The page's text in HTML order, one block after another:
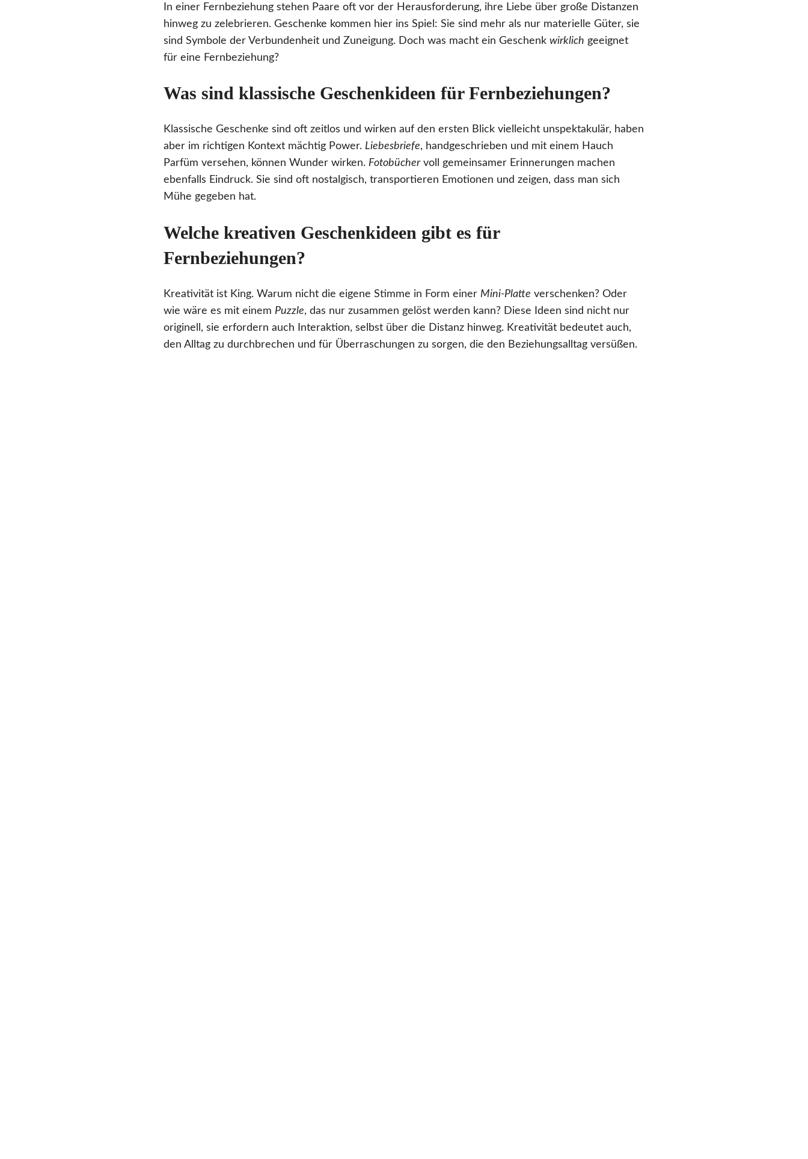
In einer Fernbeziehung stehen Paare oft vor der Herausforderung, ihre Liebe über große Distanzen
hinweg zu zelebrieren. Geschenke kommen hier ins Spiel: Sie sind mehr als nur materielle Güter, sie
sind Symbole der Verbundenheit und Zuneigung. Doch was macht ein Geschenk wirklich geeignet
für eine Fernbeziehung?
Was sind klassische Geschenkideen für Fernbeziehungen?
Klassische Geschenke sind oft zeitlos und wirken auf den ersten Blick vielleicht unspektakulär, haben
aber im richtigen Kontext mächtig Power. Liebesbriefe, handgeschrieben und mit einem Hauch
Parfüm versehen, können Wunder wirken. Fotobüchervoll gemeinsamer Erinnerungen machen
ebenfalls Eindruck. Sie sind oft nostalgisch, transportieren Emotionen und zeigen, dass man sich
Mühe gegeben hat.
Welche kreativen Geschenkideen gibt es für
Fernbeziehungen?
Kreativität ist King. Warum nicht die eigene Stimme in Form einer Mini-Platte verschenken? Oder
wie wäre es mit einem Puzzle, das nur zusammen gelöst werden kann? Diese Ideen sind nicht nur
originell, sie erfordern auch Interaktion, selbst über die Distanz hinweg. Kreativität bedeutet auch,
den Alltag zu durchbrechen und für Überraschungen zu sorgen, die den Beziehungsalltag versüßen.